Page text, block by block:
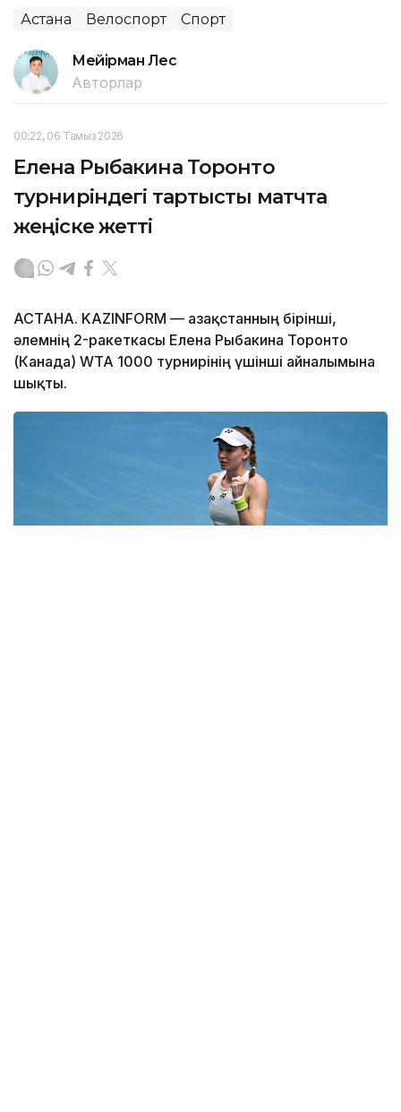
Астана Велоспорт Спорт
Мейірман Лес
Авторлар
00:22, 06 Тамыз 2026
Елена Рыбакина Торонто
турниріндегі тартысты матчта
жеңіске жетті
АСТАНА. KAZINFORM — Қазақстанның бірінші,
әлемнің 2-ракеткасы Елена Рыбакина Торонто
(Канада) WTA 1000 турнирінің үшінші айналымына
шықты.